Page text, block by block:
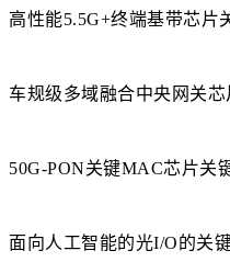
高性能5.5G+终端基带芯片
车规级多域融合中央网关
50G-PON关键MAC芯片关
面向人工智能的光I/O的关